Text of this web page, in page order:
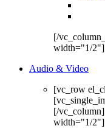
[/
width="1/
Audio & Video
[vc_row
[/
width="1/